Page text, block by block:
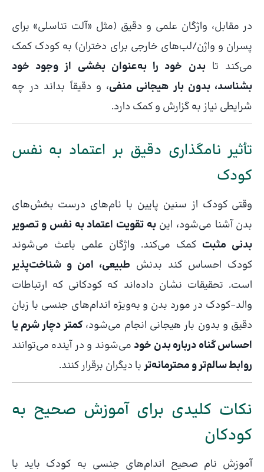
در مقابل، واژگان علمی و دقیق (مثل «آلت تناسلی» برای
پسران و واژن/لب‌های خارجی برای دختران) به کودک کمک
می‌کند تابدن خود را به‌عنوان بخشی از وجود خود
بشناسد، بدون بار هیجانی منفی، و دقیقاً بداند در چه
شرایطی نیاز به گزارش و کمک دارد.
تأثیر نامگذاری دقیق بر اعتماد به نفس
کودک
وقتی کودک از سنین پایین با نام‌های درست بخش‌های
بدن آشنا می‌شود، اینبه تقویت اعتماد به نفس و تصویر
بدنی مثبت کمک می‌کند. واژگان علمی باعث می‌شوند
کودک احساس کند بدنش طبیعی، امن و شناخت‌پذیر
است. تحقیقات نشان داده‌اند که کودکانی که ارتباطات
والد–کودک در مورد بدن و به‌ویژه اندام‌های جنسی با زبان
دقیق و بدون بار هیجانی انجام می‌شود،کمتر دچار شرم یا
احساس گناه درباره بدن خود می‌شوند و در آینده می‌توانند
روابط سالم‌تر و محترمانه‌تربا دیگران برقرار کنند.
نکات کلیدی برای آموزش صحیح به
کودکان
آموزش نام صحیح اندام‌های جنسی به کودک باید با